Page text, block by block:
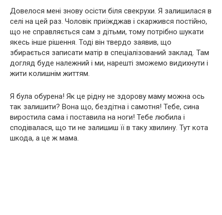
Довелося мені знову осісти біля свекрухи. Я залишилася в
селі на цей раз. Чоловік приїжджав і скаржився постійно,
що не справляється сам з дітьми, тому потрібно шукати
якесь інше рішення. Тоді він твердо заявив, що
збирається записати матір в спеціалізований заклад. Там
догляд буде належний і ми, нарешті зможемо видихнути і
жити колишнім життям.
Я була обурена! Як це рідну не здорову маму можна ось
так залишити? Вона що, бездітна і самотня! Тебе, сина
виростила сама і поставила на ноги! Тебе любила і
сподівалася, що ти не залишиш її в таку хвилину. Тут кота
шкода, а це ж мама.